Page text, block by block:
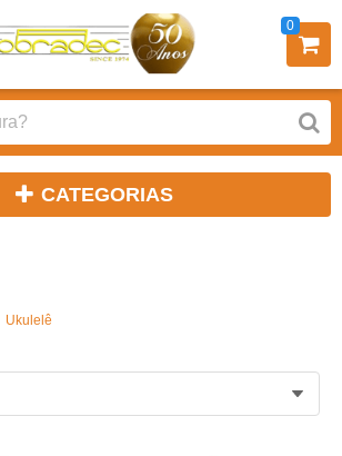
0
CATEGORIAS
Ukulelê